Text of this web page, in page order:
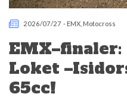
2026/07/27 - EMX Motocross
Loket
65cc!